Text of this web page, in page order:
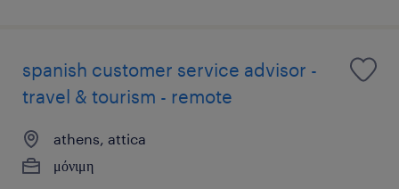
spanish customer service advisor -
travel & tourism - remote
athens, attica
μόνιμη